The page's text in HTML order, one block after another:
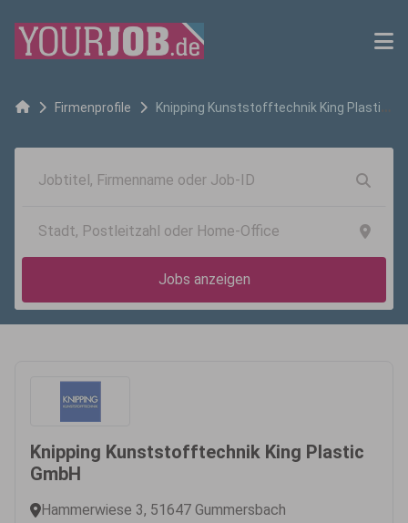
Firmenprofile
Knipping Kunststofftechnik King Plastic
Jobs anzeigen
Knipping Kunststofftechnik King Plastic
GmbH
Hammerwiese 3, 51647 Gummersbach